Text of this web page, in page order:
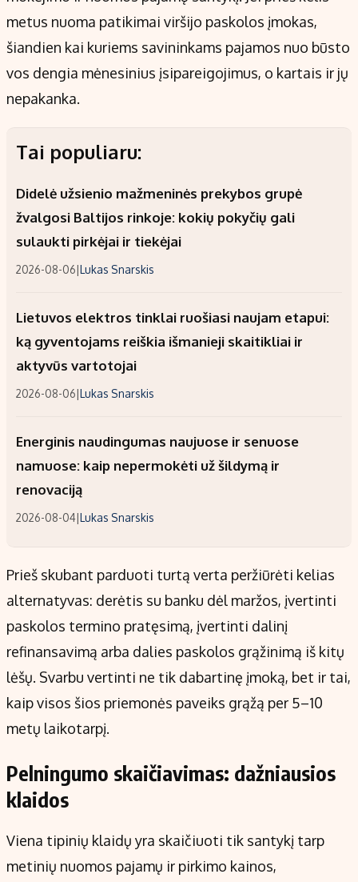
metus nuoma patikimai viršijo paskolos įmokas,
šiandien kai kuriems savininkams pajamos nuo būsto
vos dengia mėnesinius įsipareigojimus, o kartais ir jų
nepakanka.
Tai populiaru:
Didelė užsienio mažmeninės prekybos grupė
žvalgosi Baltijos rinkoje: kokių pokyčių gali
sulaukti pirkėjai ir tiekėjai
2026-08-06|Lukas Snarskis
Lietuvos elektros tinklai ruošiasi naujam etapui:
ką gyventojams reiškia išmanieji skaitikliai ir
aktyvūs vartotojai
2026-08-06|Lukas Snarskis
Energinis naudingumas naujuose ir senuose
namuose: kaip nepermokėti už šildymą ir
renovaciją
2026-08-04|Lukas Snarskis
Prieš skubant parduoti turtą verta peržiūrėti kelias
alternatyvas: derėtis su banku dėl maržos, įvertinti
paskolos termino pratęsimą, įvertinti dalinį
refinansavimą arba dalies paskolos grąžinimą iš kitų
lėšų. Svarbu vertinti ne tik dabartinę įmoką, bet ir tai,
kaip visos šios priemonės paveiks grąžą per 5–10
metų laikotarpį.
Pelningumo skaičiavimas: dažniausios
klaidos
Viena tipinių klaidų yra skaičiuoti tik santykį tarp
metinių nuomos pajamų ir pirkimo kainos,